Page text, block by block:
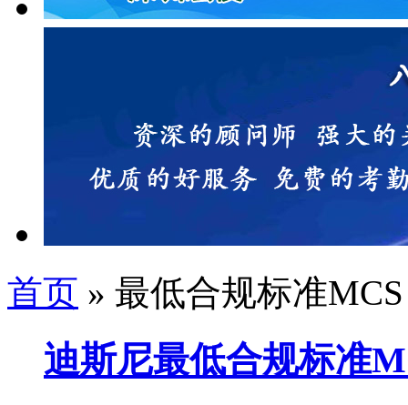
首页 » 最低合规标准MCS
迪斯尼最低合规标准